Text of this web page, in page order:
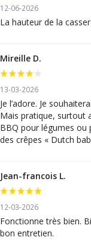
12-06-2026
La hauteur de la
Mireille D.
13-03-2026
Je l’adore. Je
Mais pratique, surtout
BBQ pour légumes ou
des crêpes « Dutch
Jean-francois L.
12-03-2026
Fonctionne très bien.
bon entretien.